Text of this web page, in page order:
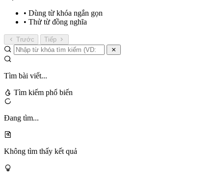
• Dùng từ khóa ngắn gọn
• Thử từ đồng nghĩa
Trước Tiếp
Tìm bài viết...
Tìm kiếm phổ biến
Đang tìm...
Không tìm thấy kết quả